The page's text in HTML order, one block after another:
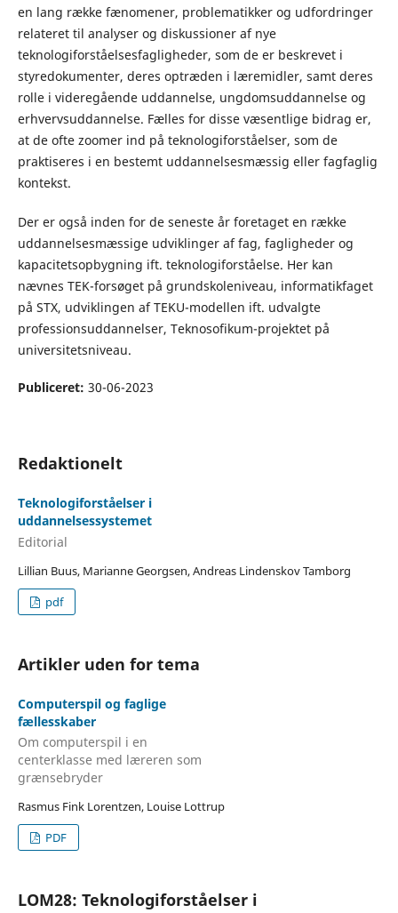
en lang række fænomener, problematikker og udfordringer
relateret til analyser og diskussioner af nye
teknologiforståelsesfagligheder, som de er beskrevet i
styredokumenter, deres optræden i læremidler, samt deres
rolle i videregående uddannelse, ungdomsuddannelse og
erhvervsuddannelse. Fælles for disse væsentlige bidrag er,
at de ofte zoomer ind på teknologiforståelser, som de
praktiseres i en bestemt uddannelsesmæssig eller fagfaglig
kontekst.
Der er også inden for de seneste år foretaget en række
uddannelsesmæssige udviklinger af fag, fagligheder og
kapacitetsopbygning ift. teknologiforståelse. Her kan
nævnes TEK-forsøget på grundskoleniveau, informatikfaget
på STX, udviklingen af TEKU-modellen ift. udvalgte
professionsuddannelser, Teknosofikum-projektet på
universitetsniveau.
Publiceret: 30-06-2023
Redaktionelt
Teknologiforståelser i
uddannelsessystemet
Editorial
Lillian Buus, Marianne Georgsen, Andreas Lindenskov Tamborg
pdf
Artikler uden for tema
Computerspil og faglige
fællesskaber
Om computerspil i en
centerklasse med læreren som
grænsebryder
Rasmus Fink Lorentzen, Louise Lottrup
PDF
LOM28: Teknologiforståelser i